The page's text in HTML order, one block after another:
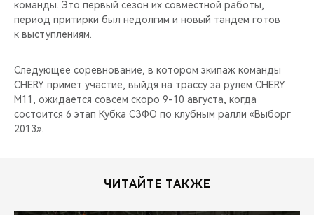
команды. Это первый сезон их совместной работы,
период притирки был недолгим и новый тандем готов
к выступлениям.
Следующее соревнование, в котором экипаж команды
CHERY примет участие, выйдя на трассу за рулем CHERY
M11, ожидается совсем скоро 9-10 августа, когда
состоится 6 этап Кубка СЗФО по клубным ралли «Выборг
2013».
ЧИТАЙТЕ ТАКЖЕ